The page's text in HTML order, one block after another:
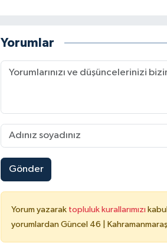
Yorumlar
Gönder
Yorum yazarak topluluk kurallarımızı
yorumlardan Güncel 46 |